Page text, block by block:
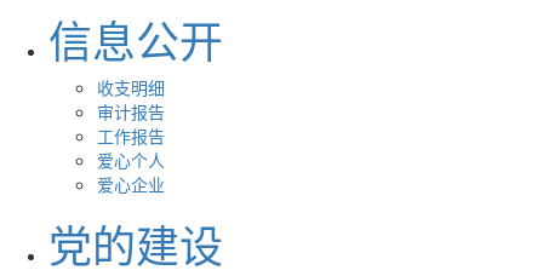
信息公开
收支明细
审计报告
工作报告
爱心个人
爱心企业
党的建设